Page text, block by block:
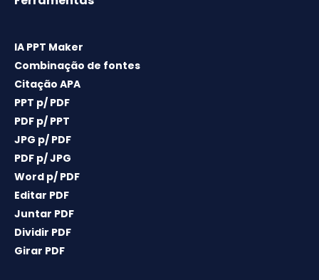
IA PPT Maker
Combinação de fontes
Citação APA
PPT p/ PDF
PDF p/ PPT
JPG p/ PDF
PDF p/ JPG
Word p/ PDF
Editar PDF
Juntar PDF
Dividir PDF
Girar PDF